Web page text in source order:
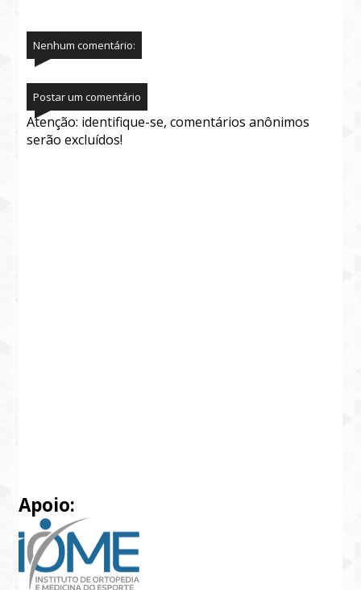
Nenhum comentário:
Postar um comentário
Atenção: identifique-se, comentários anônimos
serão excluídos!
Apoio: